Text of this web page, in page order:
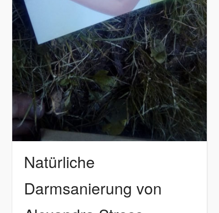
Natürliche
Darmsanierung von